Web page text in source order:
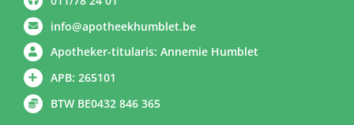
info@apotheekhumblet.be
Apotheker-titularis: Annemie Humblet
APB: 265101
BTW BE0432 846 365